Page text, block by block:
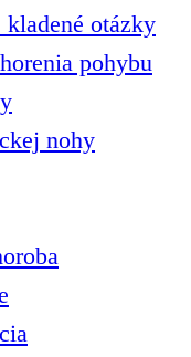
kladené otázky
pohybu
nohy